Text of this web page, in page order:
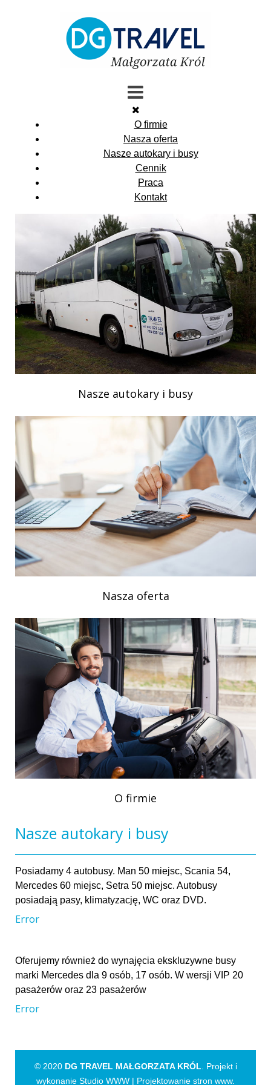
O firmie
Nasza oferta
Nasze autokary i busy
Cennik
Praca
Kontakt
Nasze autokary i busy
Nasza oferta
O firmie
Nasze autokary i busy
Posiadamy 4 autobusy. Man 50 miejsc, Scania 54,
Mercedes 60 miejsc, Setra 50 miejsc. Autobusy
posiadają pasy, klimatyzację, WC oraz DVD.
Error
Oferujemy również do wynajęcia ekskluzywne busy
marki Mercedes dla 9 osób, 17 osób. W wersji VIP 20
pasażerów oraz 23 pasażerów
Error
© 2020 DG TRAVEL MAŁGORZATA KRÓL . Projekt i
wykonanie Studio WWW | Projektowanie stron www.